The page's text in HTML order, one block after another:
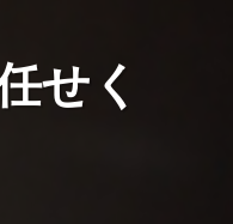
せく